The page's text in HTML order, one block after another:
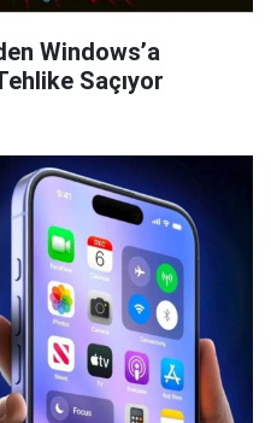
Windows’a
Saçıyor